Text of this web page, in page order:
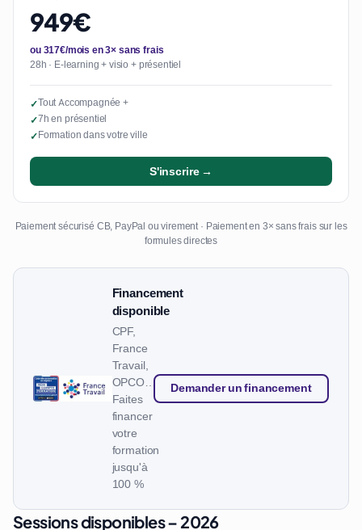
949€
ou 317€/mois en 3× sans frais
28h · E-learning + visio + présentiel
✓Tout Accompagnée +
✓7h en présentiel
✓Formation dans votre ville
S'inscrire →
Paiement sécurisé CB, PayPal ou virement · Paiement en 3× sans frais sur les
formules directes
Financement
disponible
CPF,
France
Travail,
OPCO…
Faites
financer
votre
formation
jusqu'à
100 %
Demander un financement
Sessions disponibles – 2026